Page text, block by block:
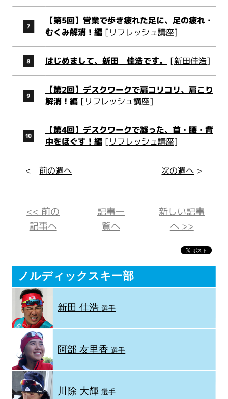
【第5回】営業で歩き疲れた足に、足の疲れ・
むくみ解消！編 [リフレッシュ講座]
はじめまして、新田 佳浩です。 [新田佳浩]
【第2回】デスクワークで肩コリコリ、肩こり
解消！編[リフレッシュ講座]
【第4回】デスクワークで凝った、首・腰・背
中をほぐす！編[リフレッシュ講座]
<前の週へ 次の週へ >
<< 前の
記事へ
記事一
覧へ
新しい記事
へ >>
ノルディックスキー部
新田 佳浩選手
阿部 友里香選手
川除 大輝選手